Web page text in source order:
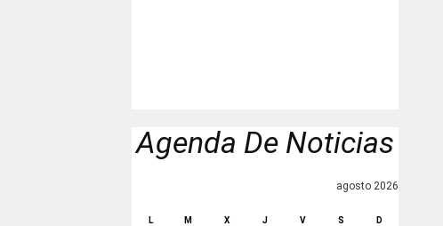
Agenda De Noticias
agosto 2026
L M X J V S D